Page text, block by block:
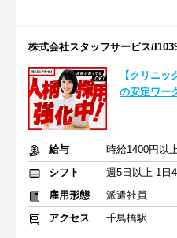
株式会社スタッフサービス/
【クリニ
の安定ワー
給与
時給1400円以
シフト
雇用形態
派遣社員
アクセス
千鳥橋駅